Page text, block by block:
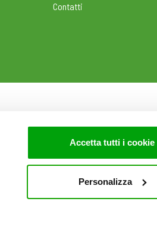
Accetta tutti i cookie
Personalizza
Contatti